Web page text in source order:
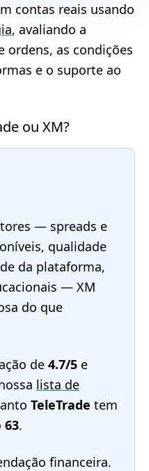
contas reais usando
, avaliando a
ordens, as condições
e o suporte ao
ou XM?
— spreads e
qualidade
da plataforma,
— XM
do que
de 4.7/5 e
lista de
TeleTrade tem
63.
financeira.